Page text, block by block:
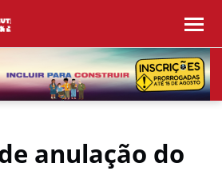
anulação do